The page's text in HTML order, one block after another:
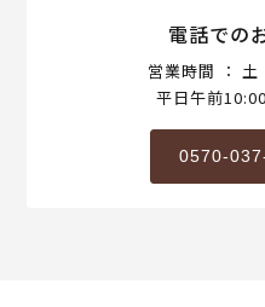
電話での
営業時間 ： 土
平日午前
0570-